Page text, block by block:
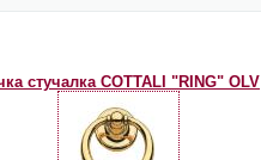
стучалка COTTALI "RING" OLV